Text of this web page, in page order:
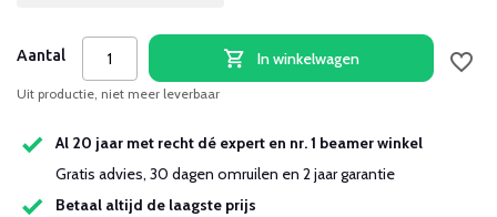
Aantal In winkelwagen
Uit productie, niet meer leverbaar
Al 20 jaar met recht dé expert en nr. 1 beamer winkel
Gratis advies, 30 dagen omruilen en 2 jaar garantie
Betaal altijd de laagste prijs